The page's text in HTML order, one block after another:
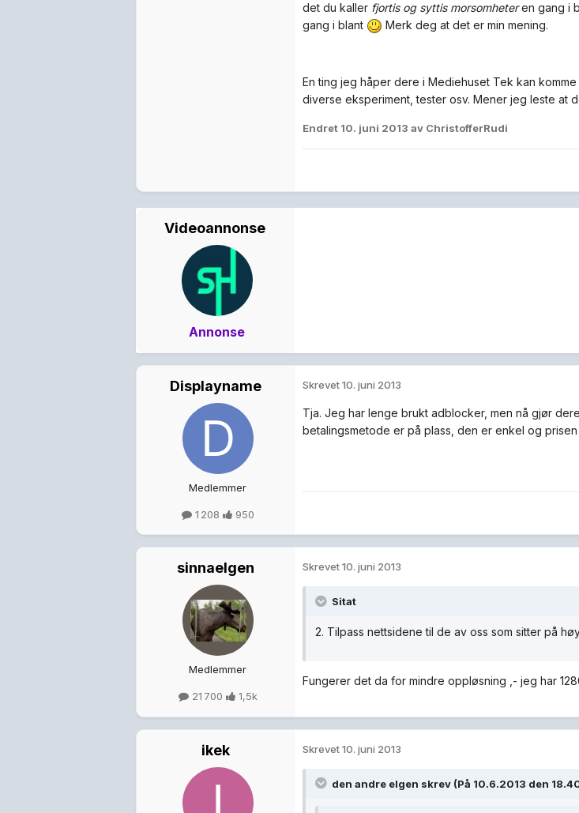
det du kaller fjortis og syttis morsomheteren gang i
gang i blant
Merk deg at det er min mening.
En ting jeg håper dere i Mediehuset Tek kan
diverse eksperiment, tester osv. Mener jeg leste at
Endret 10. juni 2013 av ChristofferRudi
Videoannonse
Annonse
Displayname
Medlemmer
1 208 950
Skrevet10. juni 2013
Tja. Jeg har lenge brukt adblocker, men nå gjør
betalingsmetode er på plass, den er enkel og
sinnaelgen
Medlemmer
21 700 1,5k
Skrevet10. juni 2013
Sitat
2. Tilpass nettsidene til de av oss som sitter på
Fungerer det da for mindre oppløsning ,- jeg har
ikek Skrevet10. juni 2013
den andre elgen skrev (På 10.6.2013 den